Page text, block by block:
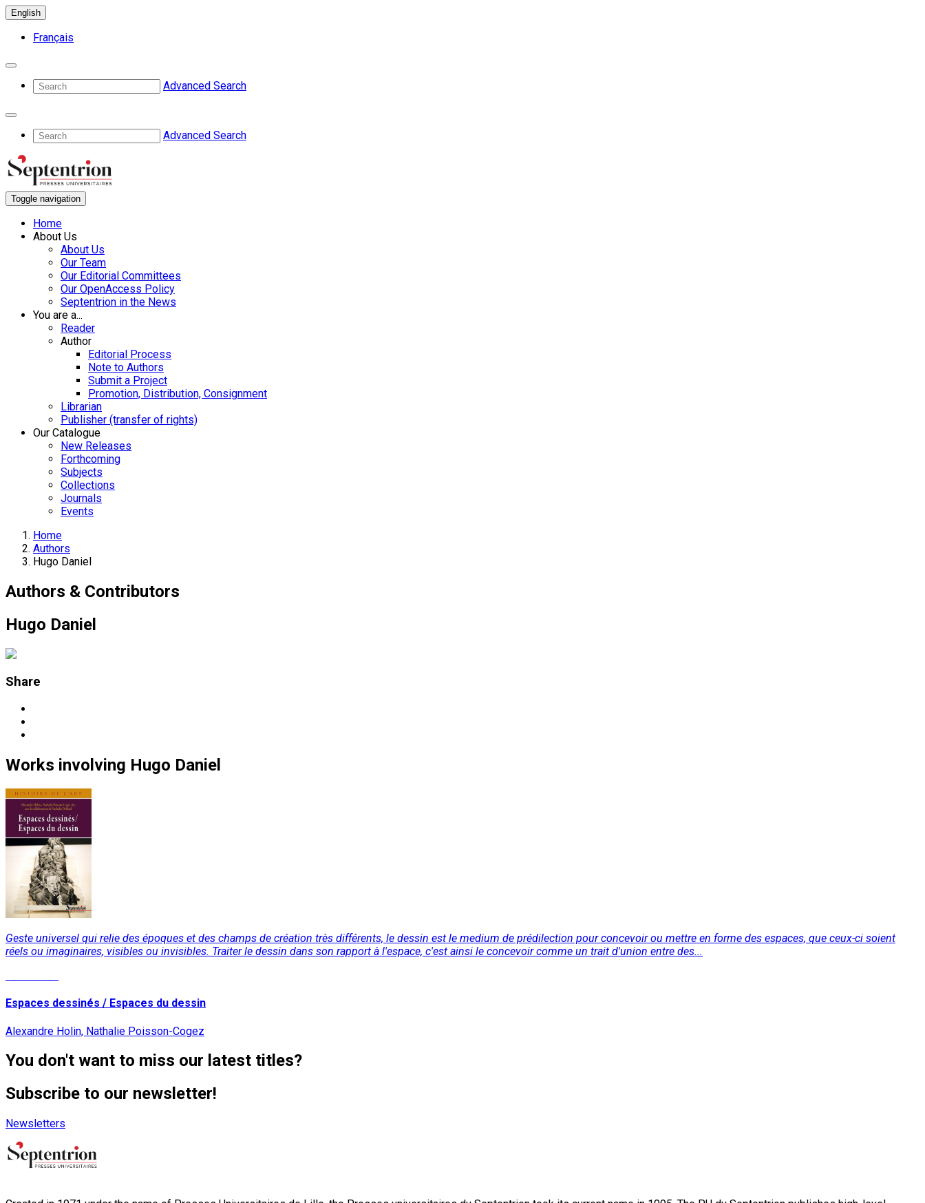
English
Français
Advanced Search
Advanced Search
Toggle navigation
Home
About Us
About Us
Our Team
Our Editorial Committees
Our OpenAccess Policy
Septentrion in the News
You are a...
Reader
Author
Editorial Process
Note to Authors
Submit a Project
Promotion, Distribution, Consignment
Librarian
Publisher (transfer of rights)
Our Catalogue
New Releases
Forthcoming
Subjects
Collections
Journals
Events
Home
Authors
Hugo Daniel
Authors & Contributors
Hugo Daniel
Share
Works involving Hugo Daniel
Geste universel qui relie des époques et des champs de création très différents, le dessin est le medium de prédilection pour concevoir ou mettre en forme des espaces, que ceux-ci soient
réels ou imaginaires, visibles ou invisibles. Traiter le dessin dans son rapport à l'espace, c'est ainsi le concevoir comme un trait d'union entre des...
Espaces dessinés / Espaces du dessin
Alexandre Holin, Nathalie Poisson-Cogez
You don't want to miss our latest titles?
Subscribe to our newsletter!
Newsletters